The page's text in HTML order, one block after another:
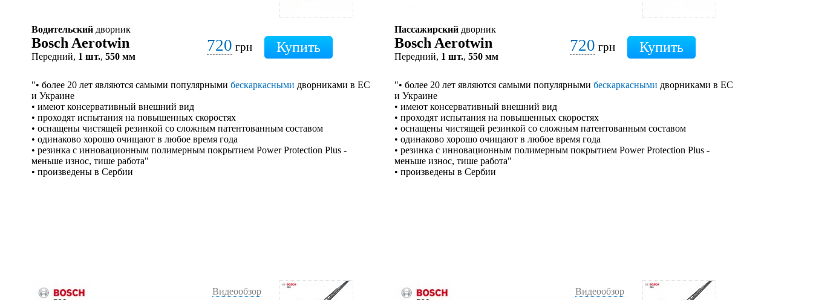
Водительский дворник
Bosch Aerotwin
Передний, 1 шт., 550 мм
720 грн
"• более 20 лет являются самыми популярными бескаркасными дворниками в ЕС
и Украине
• имеют консервативный внешний вид
• проходят испытания на повышенных скоростях
• оснащены чистящей резинкой со сложным патентованным составом
• одинаково хорошо очищают в любое время года
• резинка с инновационным полимерным покрытием Power Protection Plus -
меньше износ, тише работа"
• произведены в Сербии
Пассажирский дворник
Bosch Aerotwin
Передний, 1 шт., 550 мм
720 грн
"• более 20 лет являются самыми популярными бескаркасными дворниками в ЕС
и Украине
• имеют консервативный внешний вид
• проходят испытания на повышенных скоростях
• оснащены чистящей резинкой со сложным патентованным составом
• одинаково хорошо очищают в любое время года
• резинка с инновационным полимерным покрытием Power Protection Plus -
меньше износ, тише работа"
• произведены в Сербии
Видеообзор Видеообзор